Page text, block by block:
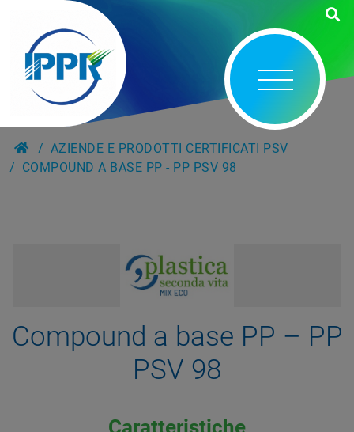
AZIENDE E PRODOTTI CERTIFICATI PSV
COMPOUND A BASE PP - PP PSV 98
Compound a base PP – PP
PSV 98